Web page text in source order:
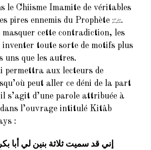
le Chiisme Imamite de véritables
pires ennemis du Prophète
.
masquer cette contradiction, les
toute sorte de motifs plus
uns que les autres.
permettra aux lecteurs de
peut aller ce déni de la part
s’agit d’une parole attribuée à
dans l’ouvrage intitulé Kitâb
:
إني قد سميت ثلاثة بنين لي أبا